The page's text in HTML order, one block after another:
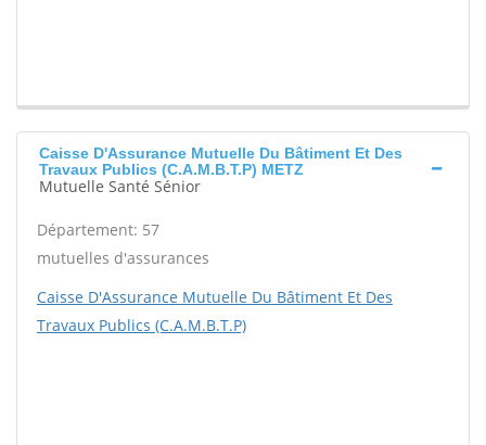
Caisse D'Assurance Mutuelle Du Bâtiment Et Des
Travaux Publics (C.A.M.B.T.P) METZ
Mutuelle Santé Sénior
Département: 57
mutuelles d'assurances
Caisse D'Assurance Mutuelle Du Bâtiment Et Des
Travaux Publics (C.A.M.B.T.P)